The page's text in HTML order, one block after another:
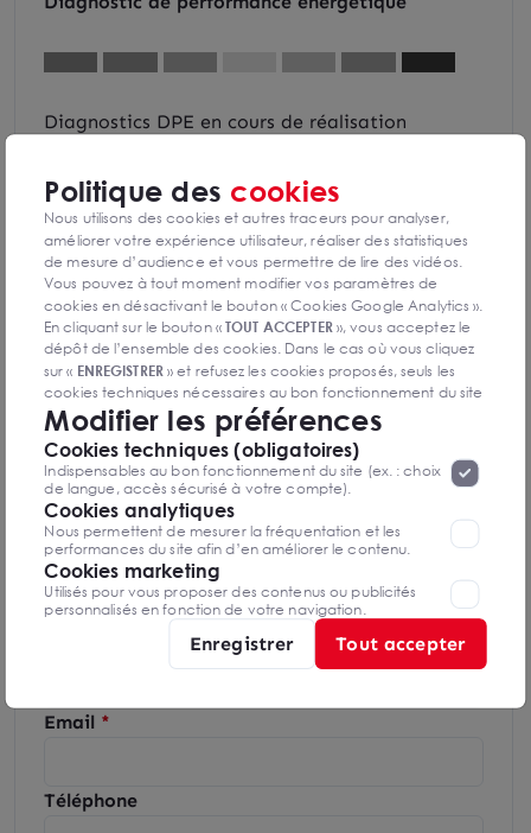
Diagnostics DPE en cours de réalisation
Indice d'émission de gaz à effet de serre
Diagnostics GES en cours de réalisation
Thibault DUBURQUOIS
Nantes Saint-Nazaire
02 52 56 39 58
Mettre en favoris
Email
Téléphone
Politique des cookies
Nous utilisons des cookies et autres traceurs pour analyser,
améliorer votre expérience utilisateur, réaliser des statistiques
de mesure d’audience et vous permettre de lire des vidéos.
Vous pouvez à tout moment modifier vos paramètres de
cookies en désactivant le bouton « Cookies Google Analytics ».
En cliquant sur le bouton «TOUT ACCEPTER», vous acceptez le
dépôt de l’ensemble des cookies. Dans le cas où vous cliquez
sur « ENREGISTRER» et refusez les cookies proposés, seuls les
cookies techniques nécessaires au bon fonctionnement du site
seront déposés. Pour plus d’informations, vous pouvez consulter
«Protection des données à caractère
personnel ».Lorsque vous naviguez sur notre site internet, il
peut être amenée à déposer des cookies. Vous avez la
possibilité de désactiver les cookies, ces réglages ne seront
valables que sur le navigateur que vous utilisez actuellement
Modifier les préférences
Cookies techniques (obligatoires)
Indispensables au bon fonctionnement du site (ex. : choix
de langue, accès sécurisé à votre compte).
Cookies analytiques
Nous permettent de mesurer la fréquentation et les
performances du site afin d’en améliorer le contenu.
Cookies marketing
Utilisés pour vous proposer des contenus ou publicités
personnalisés en fonction de votre navigation.
Enregistrer Tout accepter